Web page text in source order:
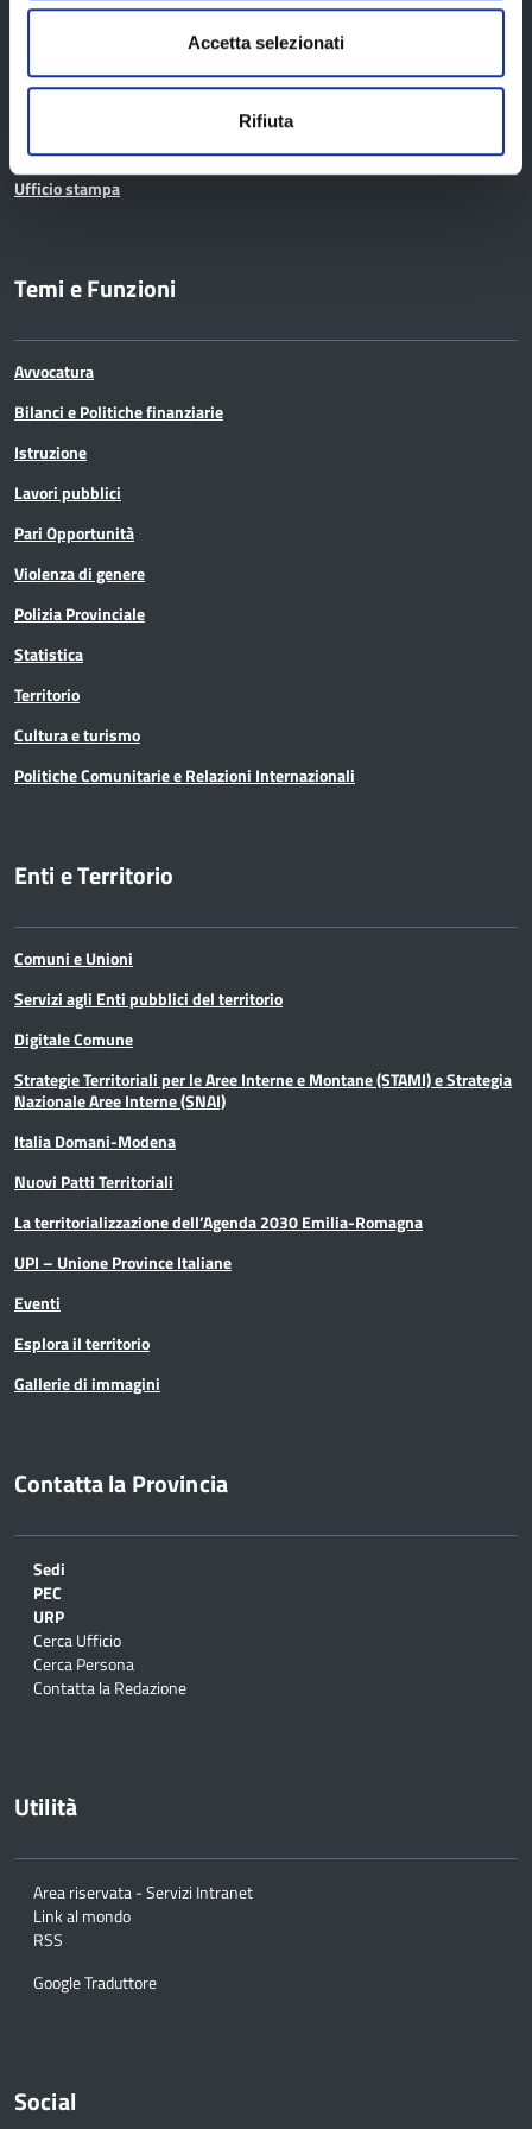
Accetta selezionati
Rifiuta
Comunicazione
Ufficio stampa
Temi e Funzioni
Avvocatura
Bilanci e Politiche finanziarie
Istruzione
Lavori pubblici
Pari Opportunità
Violenza di genere
Polizia Provinciale
Statistica
Territorio
Cultura e turismo
Politiche Comunitarie e Relazioni Internazionali
Enti e Territorio
Comuni e Unioni
Servizi agli Enti pubblici del territorio
Digitale Comune
Strategie Territoriali per le Aree Interne e Montane (STAMI) e Strategia
Nazionale Aree Interne (SNAI)
Italia Domani-Modena
Nuovi Patti Territoriali
La territorializzazione dell’Agenda 2030 Emilia-Romagna
UPI – Unione Province Italiane
Eventi
Esplora il territorio
Gallerie di immagini
Contatta la Provincia
Sedi
PEC
URP
Cerca Ufficio
Cerca Persona
Contatta la Redazione
Utilità
Area riservata - Servizi Intranet
Link al mondo
RSS
Google Traduttore
Social